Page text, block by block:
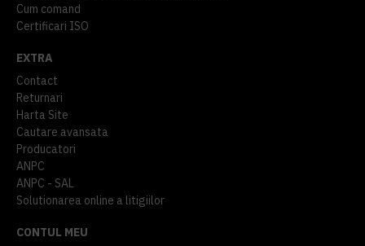
Cum comand
Certificari ISO
EXTRA
Contact
Returnari
Harta Site
Cautare avansata
Producatori
ANPC
ANPC - SAL
Solutionarea online a litigiilor
CONTUL MEU